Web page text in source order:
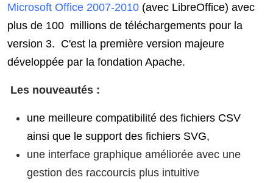
Microsoft Office 2007-2010 (avec LibreOffice) avec
plus de 100 millions de téléchargements pour la
version 3. C'est la première version majeure
développée par la fondation Apache.
Les nouveautés :
une meilleure compatibilité des fichiers CSV
ainsi que le support des fichiers SVG,
une interface graphique améliorée avec une
gestion des raccourcis plus intuitive